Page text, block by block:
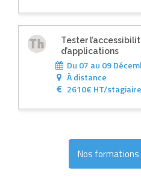
Tester
d’applications
Du 07 au 09
Àdistance
2610€ HT/stagiaire
Nos